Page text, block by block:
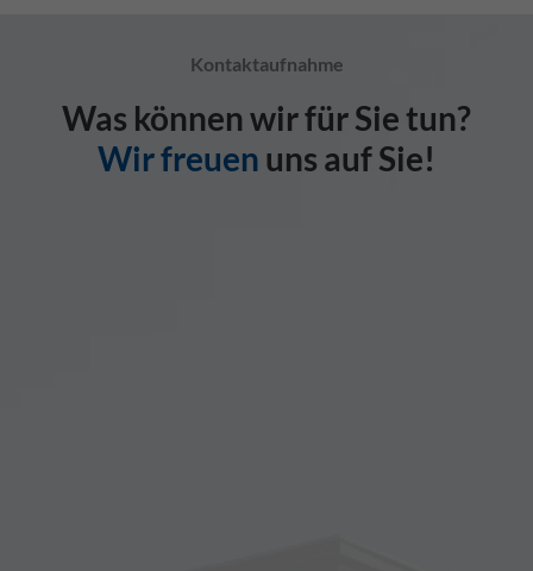
Kontaktaufnahme
Was können wir für Sie tun?
Wir freuen uns auf Sie!